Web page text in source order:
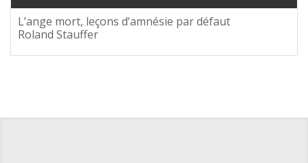
L’ange mort, leçons d’amnésie par défaut
Roland Stauffer